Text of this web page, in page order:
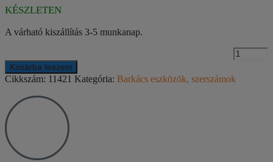
KÉSZLETEN
A várható kiszállítás 3-5 munkanap.
Kosárba teszem
Cikkszám: 11421 Kategória: Barkács eszközök, szerszámok